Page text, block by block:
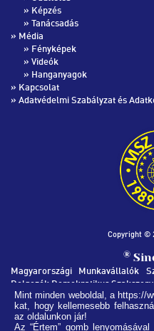
» Képzés
» Tanácsadás
» Média
» Fényképek
» Videók
» Hanganyagok
» Kapcsolat
» Adatvédelmi Szabályzat és
Copyright ©
®
Magyarországi Munkavállalók
Dolgozók Demokratikus
MSZ EDDSZ SZÉKHÁZ
1051, Budapest Nádor utca 32.
Mint minden weboldal, a https://
kat, hogy kellemesebb
az oldalunkon jár!
Az “Értem” gomb